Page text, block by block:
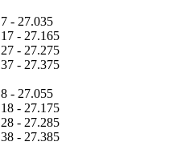
7 - 27.035
17 - 27.165
27 - 27.275
37 - 27.375
8 - 27.055
18 - 27.175
28 - 27.285
38 - 27.385